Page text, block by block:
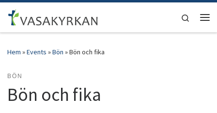
Hoppa till innehåll
Search
Hem »Events »Bön »Bön och fika
BÖN
Bön och fika